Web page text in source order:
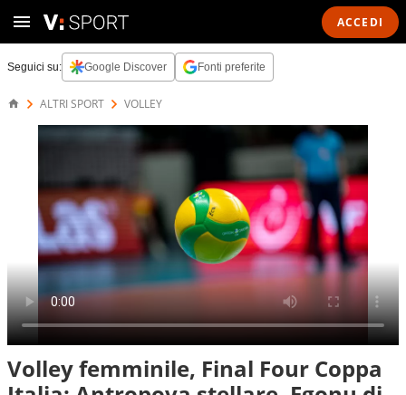
ACCEDI
Seguici su: Google Discover Fonti preferite
ALTRI SPORT VOLLEY
Volley femminile, Final Four Coppa